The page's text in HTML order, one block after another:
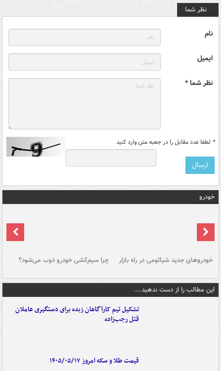
نظر شما
نام
ایمیل
نظر شما *
* لطفا عدد مقابل را در جعبه متن وارد کنید
خودرو
خودروهای جدید شیائومی در راه بازار چرا سیم‌کشی خودرو ذوب می‌شود؟
این مطالب را از دست ندهید....
تشکیل تیم کارآگاهان زبده برای دستگیری عاملان
قتل رجب‌زاده
قیمت طلا و سکه امروز ۱۴۰۵/۰۵/۱۷